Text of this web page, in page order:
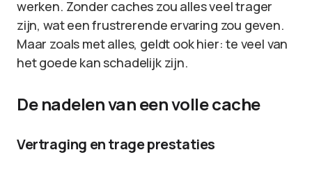
werken. Zonder caches zou alles veel trager
zijn, wat een frustrerende ervaring zou geven.
Maar zoals met alles, geldt ook hier: te veel van
het goede kan schadelijk zijn.
De nadelen van een volle cache
Vertraging en trage prestaties